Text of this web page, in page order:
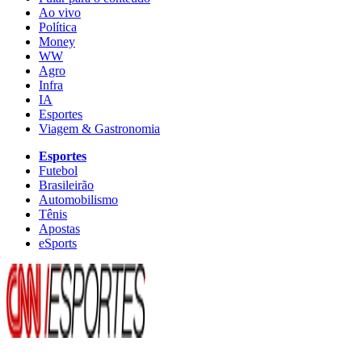
Ao vivo
Política
Money
WW
Agro
Infra
IA
Esportes
Viagem & Gastronomia
Esportes
Futebol
Brasileirão
Automobilismo
Tênis
Apostas
eSports